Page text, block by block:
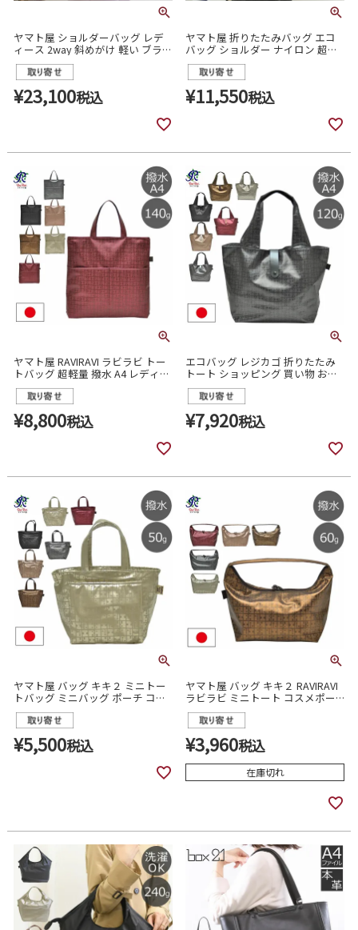
ヤマト屋 ショルダーバッグ レデ
ィース 2way 斜めがけ 軽い ブラン
ド ナイロン 超軽量 小さめ 人気 マ
マ ミニトートバッグ 2wayバッグ
かわいい きれいめ 軽量 日本製
raviraviラビラビ T738
¥23,100税込
ヤマト屋 折りたたみバッグ エコ
バッグ ショルダー ナイロン 超コ
ンパクト 小さい 小さめ 大容量 丈
夫 軽い 洗濯機で洗える素材 シン
プル 黒 人気 ブランド おしゃれ お
すすめ 買い物 プレゼント
¥11,550税込
ヤマト屋 RAVIRAVI ラビラビ トー
トバッグ 超軽量 撥水 A4 レディー
ス t296
¥8,800税込
エコバッグ レジカゴ 折りたたみ
トート ショッピング 買い物 おり
たたみ ヤマト屋 キキII レディース
t281
¥7,920税込
ヤマト屋 バッグ キキ２ ミニトー
トバッグ ミニバッグ ポーチ コス
メポーチ レディース t144
¥5,500税込
ヤマト屋 バッグ キキ２ RAVIRAVI
ラビラビ ミニトート コスメポー
チ レディース t025
¥3,960税込
在庫切れ